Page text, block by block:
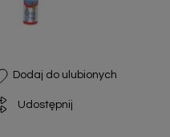
Dodaj do ulubionych
Udostępnij